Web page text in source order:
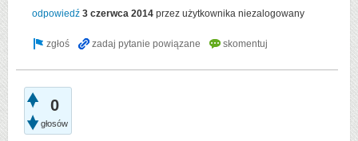
odpowiedź 3 czerwca 2014 przez użytkownika niezalogowany
0
głosów